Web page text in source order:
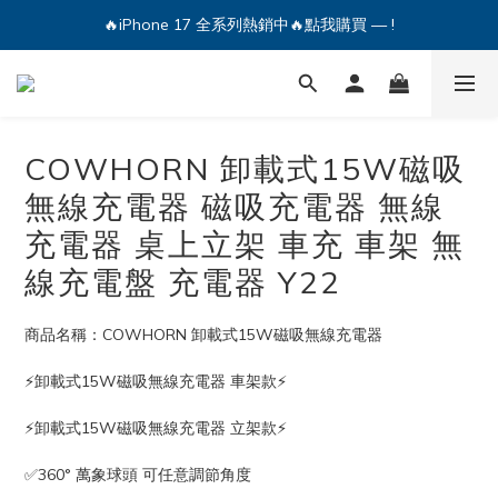
🔥iPhone 17 全系列熱銷中🔥點我購買 — !
💕加入Q哥 Line 新好友領優惠券！🎫
🔥iPhone 17 全系列熱銷中🔥點我購買 — !
COWHORN 卸載式15W磁吸
無線充電器 磁吸充電器 無線
充電器 桌上立架 車充 車架 無
線充電盤 充電器 Y22
商品名稱：COWHORN 卸載式15W磁吸無線充電器
⚡️卸載式15W磁吸無線充電器 車架款⚡️
⚡️卸載式15W磁吸無線充電器 立架款⚡️
✅360° 萬象球頭 可任意調節角度